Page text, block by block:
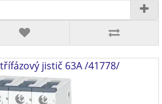
třífázový jistič 63A /41778/